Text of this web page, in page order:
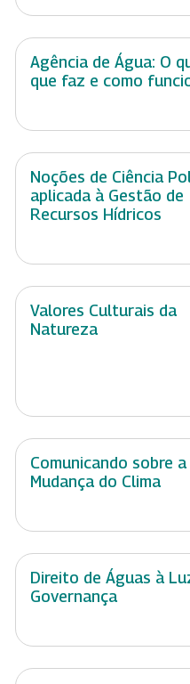
Agência de Água: O
que faz e como
Noções de Ciência
aplicada à Gestão de
Recursos Hídricos
Valores Culturais da
Natureza
Comunicando sobre a
Mudança do Clima
Direito de Águas à
Governança